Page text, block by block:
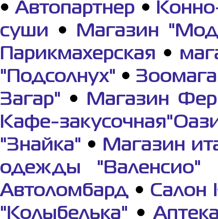
•Автопартнер •
суши •
Магазин
Парикмахерская •
"Подсолнух" •
Загар" •
Магазин
Кафе-
"Знайка" •
Магазин
одежды "Валенсио"
Автоломбард • Салон
"Колыбелька" •